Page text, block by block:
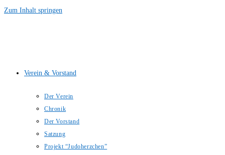
Zum Inhalt springen
Verein & Vorstand
Der Verein
Chronik
Der Vorstand
Satzung
Projekt “Judoherzchen”